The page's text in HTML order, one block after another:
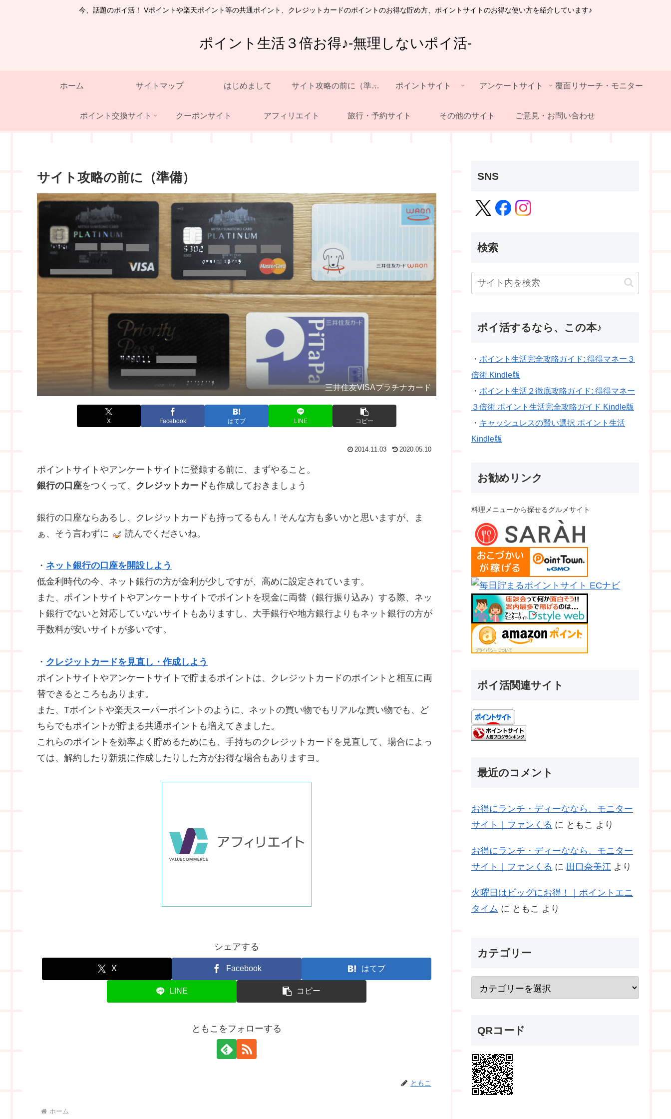
今、話題のポイ活！ Vポイントや楽天ポイント等の共通ポイント、クレジットカードのポイントのお得な貯め方、ポイントサイトのお得な使い方を紹介しています♪
ポイント生活３倍お得♪-無理しないポイ活-
ホーム サイトマップ はじめまして サイト攻略の前に（準備） ポイントサイト アンケートサイト 覆面リサーチ・モニター
ポイント交換サイト クーポンサイト アフィリエイト 旅行・予約サイト その他のサイト ご意見・お問い合わせ
サイト攻略の前に（準備）
三井住友VISAプラチナカード
X Facebook はてブ LINE コピー
2014.11.03 2020.05.10
ポイントサイトやアンケートサイトに登録する前に、まずやること。
銀行の口座をつくって、 クレジットカード も作成しておきましょう
銀行の口座ならあるし、クレジットカードも持ってるもん！そんな方も多いかと思いますが、ま
ぁ、そう言わずに
読んでくださいね。
・ ネット銀行の口座を開設しよう
低金利時代の今、ネット銀行の方が金利が少しですが、高めに設定されています。
また、ポイントサイトやアンケートサイトでポイントを現金に両替（銀行振り込み）する際、ネッ
ト銀行でないと対応していないサイトもありますし、大手銀行や地方銀行よりもネット銀行の方が
手数料が安いサイトが多いです。
・ クレジットカードを見直し・作成しよう
ポイントサイトやアンケートサイトで貯まるポイントは、クレジットカードのポイントと相互に両
替できるところもあります。
また、Tポイントや楽天スーパーポイントのように、ネットの買い物でもリアルな買い物でも、ど
ちらでもポイントが貯まる共通ポイントも増えてきました。
これらのポイントを効率よく貯めるためにも、手持ちのクレジットカードを見直して、場合によっ
ては、解約したり新規に作成したりした方がお得な場合もありますヨ。
シェアする
X Facebook はてブ
LINE コピー
ともこをフォローする
ともこ
ホーム
SNS
検索
ポイ活するなら、この本♪
・ ポイント生活完全攻略ガイド: 得得マネー３
倍術 Kindle版
・ ポイント生活２徹底攻略ガイド: 得得マネー
３倍術 ポイント生活完全攻略ガイド Kindle版
・ キャッシュレスの賢い選択 ポイント生活
Kindle版
お勧めリンク
料理メニューから探せるグルメサイト
ポイ活関連サイト
最近のコメント
お得にランチ・ディーななら、モニター
サイト｜ファンくる に ともこ より
お得にランチ・ディーななら、モニター
サイト｜ファンくる に 田口奈美江 より
火曜日はビッグにお得！｜ポイントエニ
タイム に ともこ より
カテゴリー
QRコード